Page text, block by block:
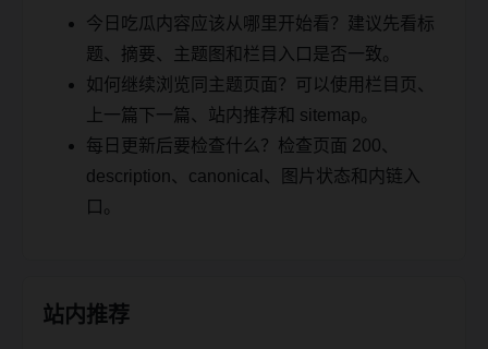
今日吃瓜内容应该从哪里开始看？建议先看标
题、摘要、主题图和栏目入口是否一致。
如何继续浏览同主题页面？可以使用栏目页、
上一篇下一篇、站内推荐和 sitemap。
每日更新后要检查什么？检查页面 200、
description、canonical、图片状态和内链入
口。
站内推荐